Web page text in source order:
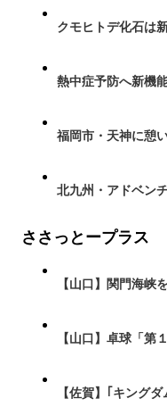
クモヒトデ化石は
熱中症予防へ新機
福岡市・天神に憩
北九州・アドベン
ささっとープラス
【山口】関門海峡
【山口】卓球「
【佐賀】｢キング